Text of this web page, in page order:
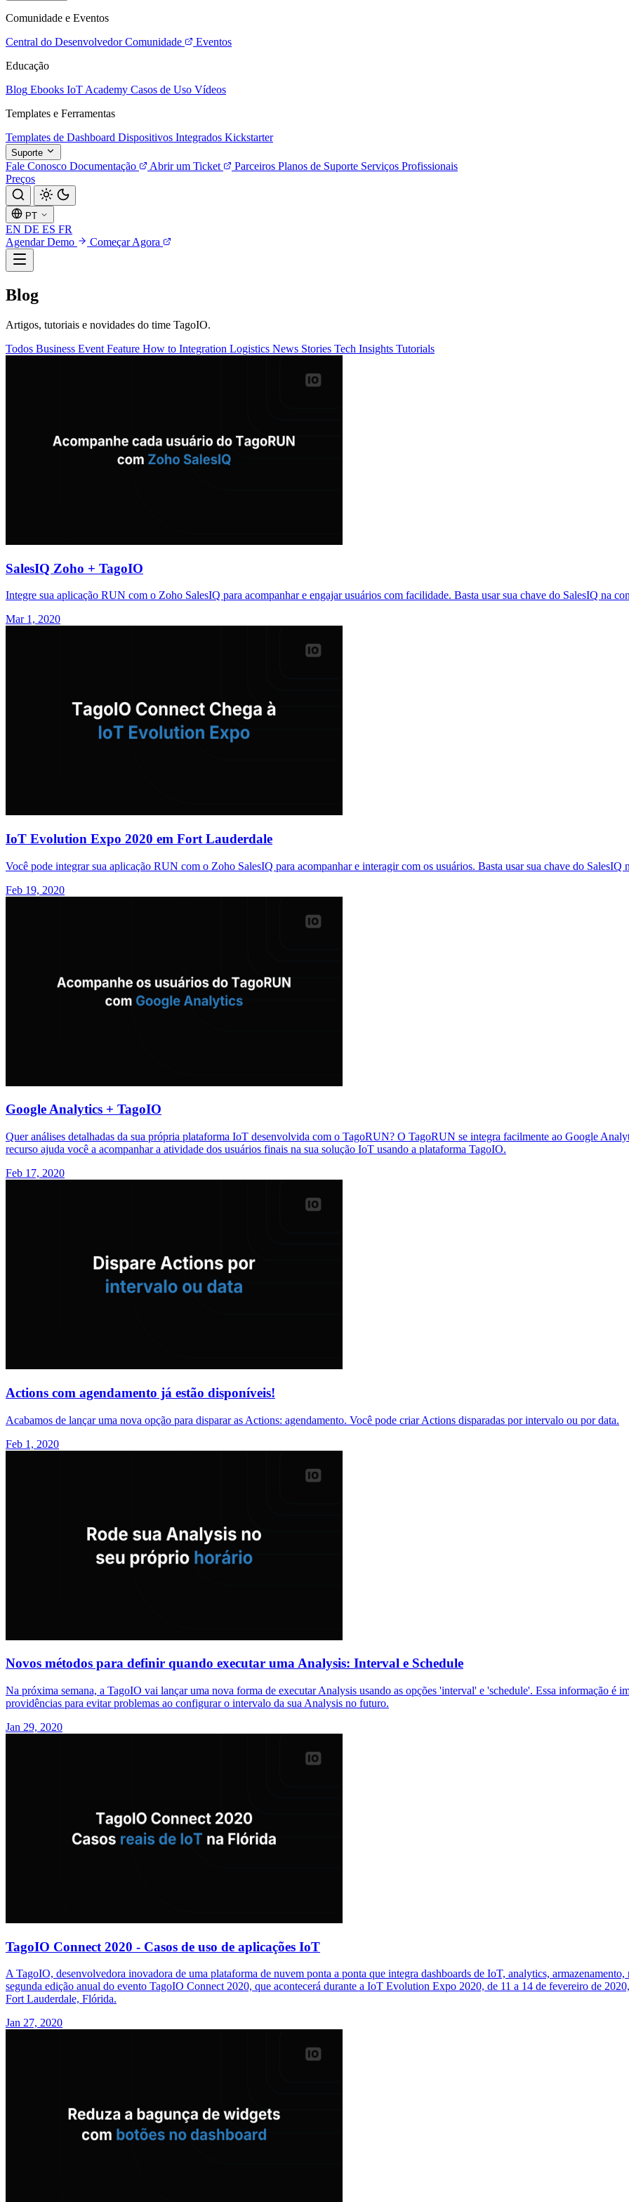
Comunidade e Eventos
Central do Desenvolvedor Comunidade
Eventos
Educação
Blog Ebooks IoT Academy Casos de Uso Vídeos
Templates e Ferramentas
Templates de Dashboard Dispositivos Integrados Kickstarter
Suporte
Fale Conosco Documentação Abrir um Ticket Parceiros Planos de Suporte Serviços Profissionais
Preços
PT
EN DE ES FR
Agendar Demo
Começar Agora
Blog
Artigos, tutoriais e novidades do time TagoIO.
Todos Business Event Feature How to Integration Logistics News Stories Tech Insights Tutorials
SalesIQ Zoho + TagoIO
Integre sua aplicação RUN com o Zoho SalesIQ para acompanhar e engajar usuários com facilidade. Basta usar sua chave do SalesIQ na
Mar 1, 2020
IoT Evolution Expo 2020 em Fort Lauderdale
Você pode integrar sua aplicação RUN com o Zoho SalesIQ para acompanhar e interagir com os usuários. Basta usar sua chave do
Feb 19, 2020
Google Analytics + TagoIO
Quer análises detalhadas da sua própria plataforma IoT desenvolvida com o TagoRUN? O TagoRUN se integra facilmente ao Google
recurso ajuda você a acompanhar a atividade dos usuários finais na sua solução IoT usando a plataforma TagoIO.
Feb 17, 2020
Actions com agendamento já estão disponíveis!
Acabamos de lançar uma nova opção para disparar as Actions: agendamento. Você pode criar Actions disparadas por intervalo ou por data.
Feb 1, 2020
Novos métodos para definir quando executar uma Analysis: Interval e Schedule
Na próxima semana, a TagoIO vai lançar uma nova forma de executar Analysis usando as opções 'interval' e 'schedule'. Essa informação é
providências para evitar problemas ao configurar o intervalo da sua Analysis no futuro.
Jan 29, 2020
TagoIO Connect 2020 - Casos de uso de aplicações IoT
A TagoIO, desenvolvedora inovadora de uma plataforma de nuvem ponta a ponta que integra dashboards de IoT, analytics,
segunda edição anual do evento TagoIO Connect 2020, que acontecerá durante a IoT Evolution Expo 2020, de 11 a 14 de fevereiro de
Fort Lauderdale, Flórida.
Jan 27, 2020